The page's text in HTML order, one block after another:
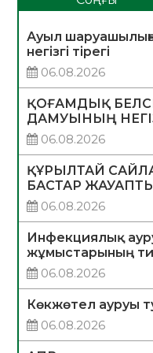
Ауыл
негізгі тірегі
06.08.2026
ҚОҒАМДЫҚ
ДАМУЫНЫҢ
06.08.2026
ҚҰРЫЛТАЙ
БАСТАР
06.08.2026
Инфекциялық
жұмыстарының
06.08.2026
Көкжөтел ауруы
06.08.2026